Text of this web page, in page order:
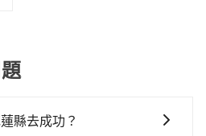
縣去成功？